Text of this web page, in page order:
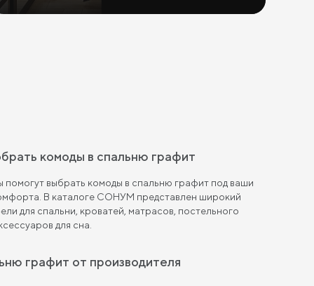
комоды в спальню графит
помогут выбрать комоды в спальню графит под ваши
В каталоге СОНУМ представлен широкий
для спальни, кроватей, матрасов, постельного
для сна.
графит от производителя